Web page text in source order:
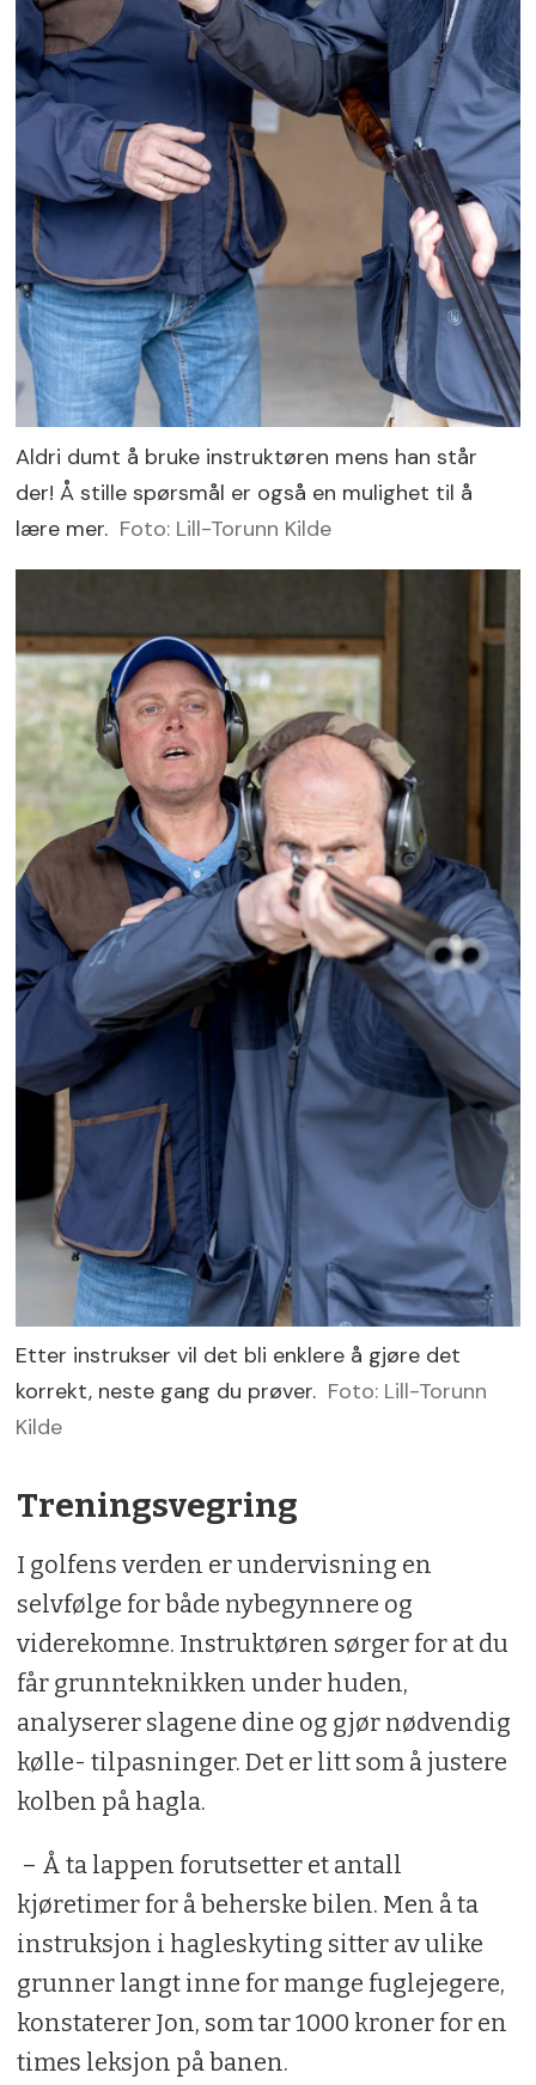
Aldri dumt å bruke instruktøren mens han står
der! Å stille spørsmål er også en mulighet til å
lære mer. Foto: Lill-Torunn Kilde
Etter instrukser vil det bli enklere å gjøre det
korrekt, neste gang du prøver. Foto: Lill-Torunn
Kilde
Treningsvegring
I golfens verden er undervisning en
selvfølge for både nybegynnere og
viderekomne. Instruktøren sørger for at du
får grunnteknikken under huden,
analyserer slagene dine og gjør nødvendig
kølle- tilpasninger. Det er litt som å justere
kolben på hagla.
– Å ta lappen forutsetter et antall
kjøretimer for å beherske bilen. Men å ta
instruksjon i hagleskyting sitter av ulike
grunner langt inne for mange fuglejegere,
konstaterer Jon, som tar 1000 kroner for en
times leksjon på banen.